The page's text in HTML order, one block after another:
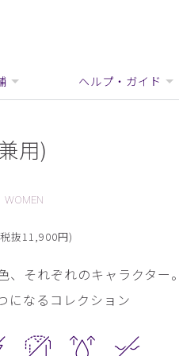
ヘルプ・ガイド
用)
WOMEN
抜11,900円)
、それぞれのキャラクター
になるコレクション